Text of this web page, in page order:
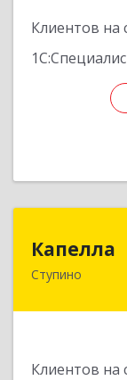
Клиентов на
Капелла
Ступино
Клиентов на
142800,